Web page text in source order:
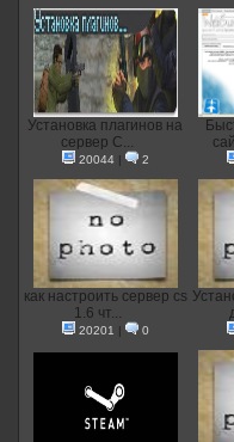
Установка плагинов на
сервер C...
20044| 2
как настроить сервер cs
1.6 чт...
20201 | 0